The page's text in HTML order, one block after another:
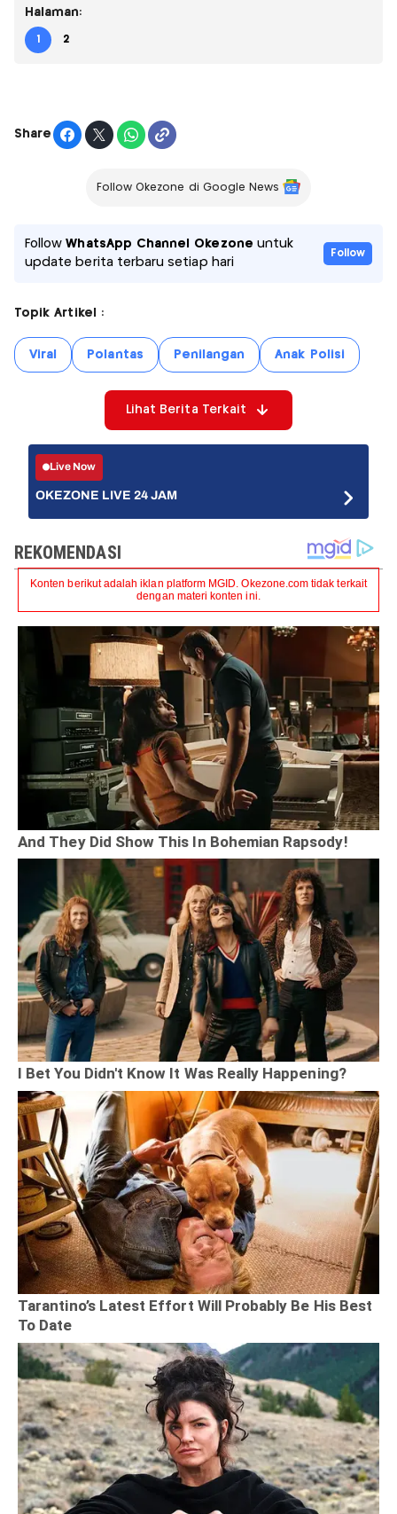
Halaman:
1 2
Share
Follow Okezone di Google News
FollowWhatsApp Channel Okezone untuk
update berita terbaru setiap hari
Follow
Topik Artikel :
Viral Polantas Penilangan Anak Polisi
Lihat Berita Terkait
Live Now
OKEZONE LIVE 24 JAM